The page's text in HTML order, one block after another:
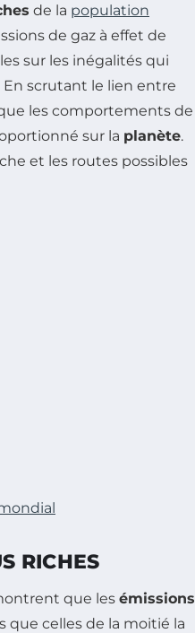
de la population
de gaz à effet de
sur les inégalités qui
En scrutant le lien entre
les comportements de
sur la planète.
et les routes possibles
RICHES
que les émissions
que celles de la moitié la